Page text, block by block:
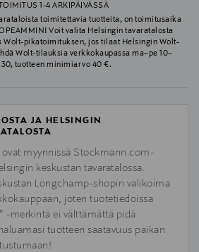
TOIMITUS 1-4 ARKIPÄIVÄSSÄ
toimitettavia tuotteita, on toimitusaika
Voit valita Helsingin tavaratalosta
pikatoimituksen, jos tilaat Helsingin Wolt-
Wolt-tilauksia verkkokaupassa ma–pe 10–
tuotteen minimiarvo 40 €.
JA HELSINGIN
myynnissä Stockmann.com-
keskustan tavaratalossa.
Longchamp-shopin valikoima
joten tuotetiedoissa
-merkintä ei välttämättä pidä
tuotteen saatavuus paikan